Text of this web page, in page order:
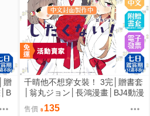
贈
千晴他不想穿女裝！ 3完│贈書套
│翁丸ジョン│長鴻漫畫│BJ4動漫
售價 135